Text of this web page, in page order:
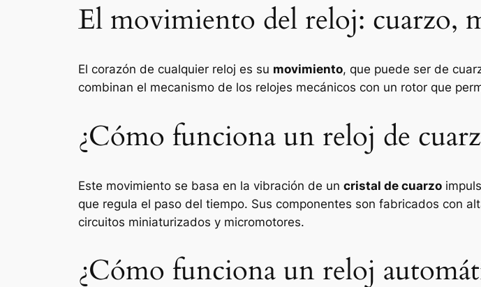
El movimiento del reloj: cuarzo,
El corazón de cualquier reloj es su movimiento, que puede ser de
combinan el mecanismo de los relojes mecánicos con un rotor que
¿Cómo funciona un reloj de
Este movimiento se basa en la vibración de un cristal de cuarzo
que regula el paso del tiempo. Sus componentes son fabricados con
circuitos miniaturizados y micromotores.
¿Cómo funciona un reloj